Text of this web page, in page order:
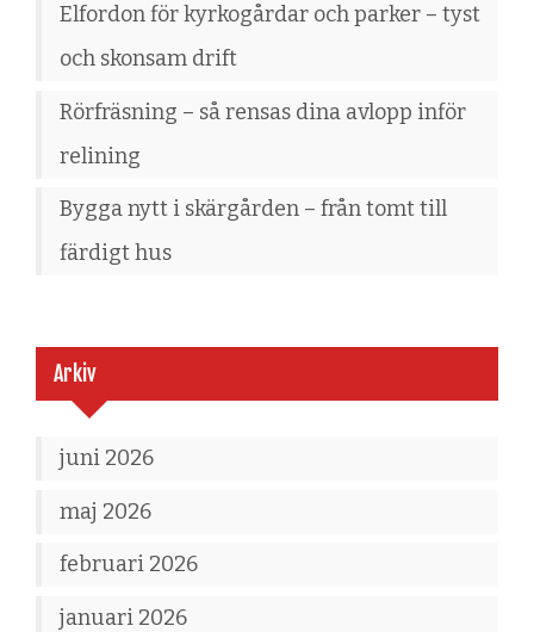
Elfordon för kyrkogårdar och parker – tyst
och skonsam drift
Rörfräsning – så rensas dina avlopp inför
relining
Bygga nytt i skärgården – från tomt till
färdigt hus
Arkiv
juni 2026
maj 2026
februari 2026
januari 2026